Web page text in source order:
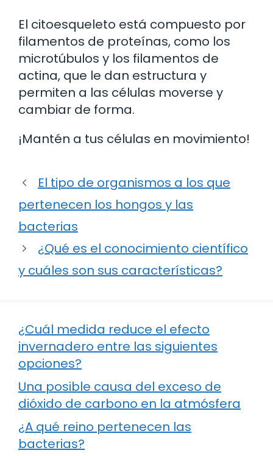
El citoesqueleto está compuesto por
filamentos de proteínas, como los
microtúbulos y los filamentos de
actina, que le dan estructura y
permiten a las células moverse y
cambiar de forma.
¡Mantén a tus células en movimiento!
El tipo de organismos a los que
pertenecen los hongos y las
bacterias
¿Qué es el conocimiento científico
y cuáles son sus características?
¿Cuál medida reduce el efecto
invernadero entre las siguientes
opciones?
Una posible causa del exceso de
dióxido de carbono en la atmósfera
¿A qué reino pertenecen las
bacterias?